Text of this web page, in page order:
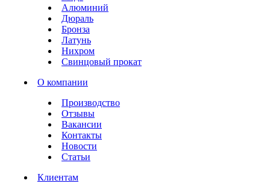
Алюминий
Дюраль
Бронза
Латунь
Нихром
Свинцовый прокат
О компании
Производство
Отзывы
Вакансии
Контакты
Новости
Статьи
Клиентам